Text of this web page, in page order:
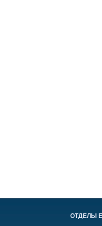
ОТДЕЛЫ